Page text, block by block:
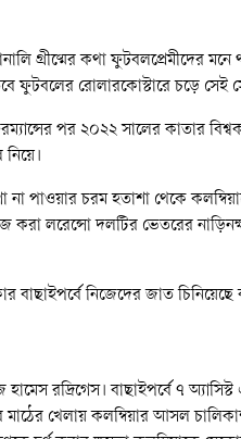
গ্রীষ্মের কথা ফুটবলপ্রেমীদের
ফুটবলের রোলারকোস্টারে চড়ে
পর ২০২২ সালের কাতার
নিয়ে।
না পাওয়ার চরম হতাশা থেকে
করা লরেন্সো দলটির ভেতরের
বাছাইপর্বে নিজেদের জাত
রদ্রিগেস। বাছাইপর্বে ৭
খেলায় কলম্বিয়ার আসল